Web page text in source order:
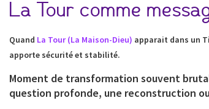
La Tour comme
Quand La Tour (La Maison-Dieu) apparait dans un
apporte sécurité et stabilité.
Moment de transformation souvent
question profonde, une reconstruction